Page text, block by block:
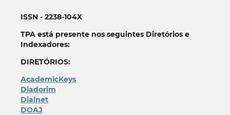
ISSN - 2238-104X
TPA está presente nos seguintes Diretórios e
Indexadores:
DIRETÓRIOS:
AcademicKeys
Diadorim
Dialnet
DOAJ